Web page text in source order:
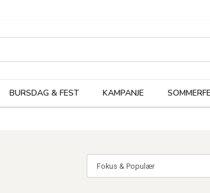
BURSDAG & FEST KAMPANJE